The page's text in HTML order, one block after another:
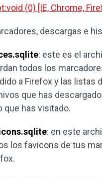
(0) [IE, Chrome,
descargas e
: este es el
todos los
a Firefox y las listas
que has
que has visitado.
: en este
los favicons de tus